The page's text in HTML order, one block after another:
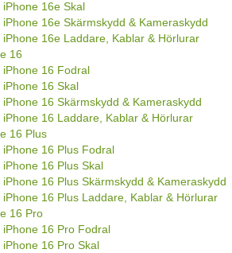
iPhone 16e Skal
iPhone 16e Skärmskydd & Kameraskydd
iPhone 16e Laddare, Kablar & Hörlurar
16
iPhone 16 Fodral
iPhone 16 Skal
iPhone 16 Skärmskydd & Kameraskydd
iPhone 16 Laddare, Kablar & Hörlurar
16 Plus
iPhone 16 Plus Fodral
iPhone 16 Plus Skal
iPhone 16 Plus Skärmskydd & Kameraskydd
iPhone 16 Plus Laddare, Kablar & Hörlurar
16 Pro
iPhone 16 Pro Fodral
iPhone 16 Pro Skal